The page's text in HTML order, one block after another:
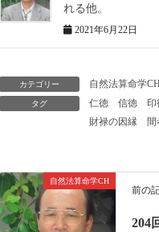
れる他。
2021年6月22日
カテゴリー 自然法算命学CH
タグ 仁徳 信徳 印
財禄の因縁
間
自然法算命学CH
前の
204